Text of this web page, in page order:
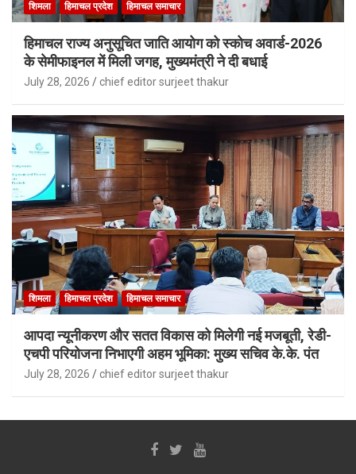
शिमला हिमाचल प्रदेश हिमाचल समाचार
हिमाचल राज्य अनुसूचित जाति आयोग को स्कोच अवार्ड-2026
के सेमीफाइनल में मिली जगह, मुख्यमंत्री ने दी बधाई
July 28, 2026 chief editor surjeet thakur
शिमला हिमाचल प्रदेश हिमाचल समाचार
आपदा न्यूनीकरण और सतत विकास को मिलेगी नई मजबूती, रेडी-
एचपी परियोजना निभाएगी अहम भूमिका: मुख्य सचिव के.के. पंत
July 28, 2026 chief editor surjeet thakur